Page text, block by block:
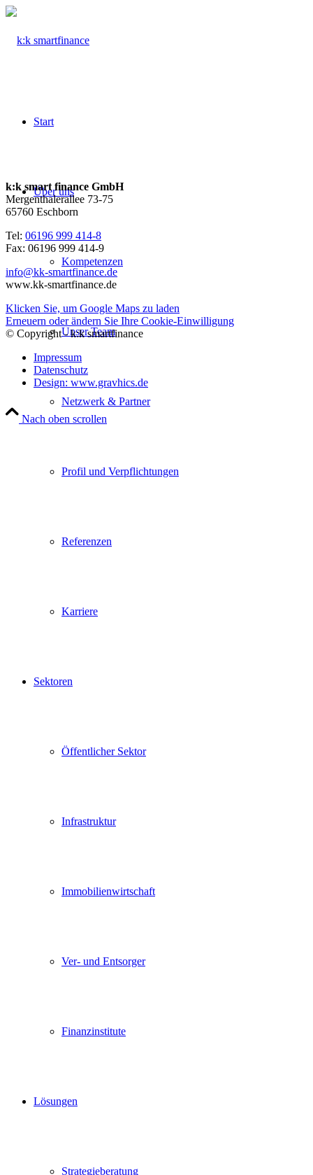
Start
Über uns
Kompetenzen
Unser Team
Netzwerk & Partner
Profil und Verpflichtungen
Referenzen
Karriere
Sektoren
Öffentlicher Sektor
Infrastruktur
Immobilienwirtschaft
Ver- und Entsorger
Finanzinstitute
Lösungen
Strategieberatung
k:k smart finance GmbH
Mergenthalerallee 73-75
65760 Eschborn
Tel: 06196 999 414-8
Fax: 06196 999 414-9
info@kk-smartfinance.de
www.kk-smartfinance.de
Klicken Sie, um Google Maps zu laden
Erneuern oder ändern Sie Ihre Cookie-Einwilligung
© Copyright - k:k smartfinance
Impressum
Datenschutz
Design: www.gravhics.de
Nach oben scrollen